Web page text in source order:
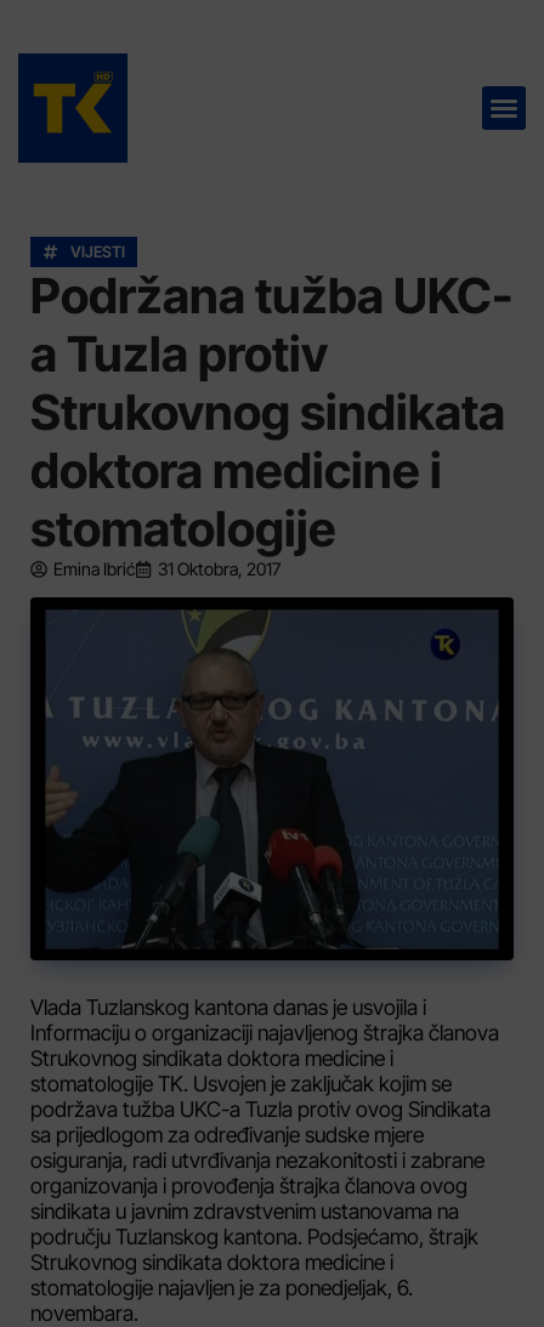
VIJESTI
Podržana tužba UKC-
a Tuzla protiv
Strukovnog sindikata
doktora medicine i
stomatologije
Emina Ibrić 31 Oktobra, 2017
Vlada Tuzlanskog kantona danas je usvojila i
Informaciju o organizaciji najavljenog štrajka članova
Strukovnog sindikata doktora medicine i
stomatologije TK. Usvojen je zaključak kojim se
podržava tužba UKC-a Tuzla protiv ovog Sindikata
sa prijedlogom za određivanje sudske mjere
osiguranja, radi utvrđivanja nezakonitosti i zabrane
organizovanja i provođenja štrajka članova ovog
sindikata u javnim zdravstvenim ustanovama na
području Tuzlanskog kantona. Podsjećamo, štrajk
Strukovnog sindikata doktora medicine i
stomatologije najavljen je za ponedjeljak, 6.
novembara.